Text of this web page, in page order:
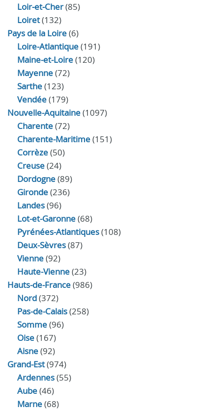
Loir‑et‑Cher(85)
Loiret(132)
Pays de la Loire(6)
Loire-Atlantique(191)
Maine-et-Loire(120)
Mayenne(72)
Sarthe(123)
Vendée(179)
Nouvelle-Aquitaine(1097)
Charente(72)
Charente-Maritime(151)
Corrèze(50)
Creuse(24)
Dordogne(89)
Gironde(236)
Landes(96)
Lot-et-Garonne(68)
Pyrénées-Atlantiques(108)
Deux-Sèvres(87)
Vienne(92)
Haute-Vienne(23)
Hauts-de-France(986)
Nord(372)
Pas-de-Calais(258)
Somme(96)
Oise(167)
Aisne(92)
Grand-Est(974)
Ardennes(55)
Aube(46)
Marne(68)